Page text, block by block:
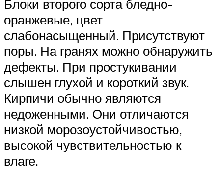
Блоки второго сорта бледно-
оранжевые, цвет
слабонасыщенный. Присутствуют
поры. На гранях можно обнаружить
дефекты. При простукивании
слышен глухой и короткий звук.
Кирпичи обычно являются
недоженными. Они отличаются
низкой морозоустойчивостью,
высокой чувствительностью к
влаге.